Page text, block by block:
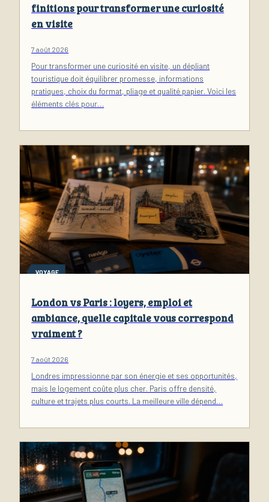
finitions pour transformer une curiosité
en visite
7 août 2026
Pour transformer une curiosité en visite, un dépliant
touristique doit équilibrer promesse, informations
pratiques, choix du format, pliage et qualité papier. Voici les
éléments clés pour…
VOYAGE
London vs Paris : loyers, emploi et
ambiance, quelle capitale vous correspond
vraiment ?
7 août 2026
Londres impressionne par son énergie et ses opportunités,
mais le logement coûte plus cher. Paris offre densité,
culture et trajets plus courts. La meilleure ville dépend…